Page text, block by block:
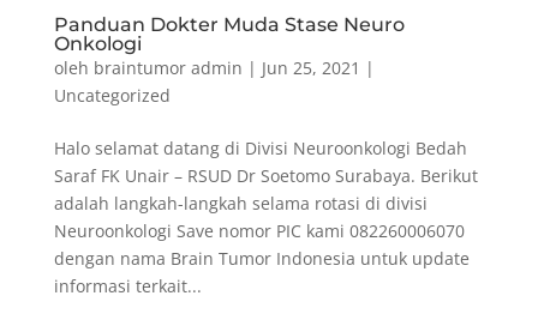
Panduan Dokter Muda Stase Neuro
Onkologi
oleh braintumor admin | Jun 25, 2021 |
Uncategorized
Halo selamat datang di Divisi Neuroonkologi Bedah
Saraf FK Unair – RSUD Dr Soetomo Surabaya. Berikut
adalah langkah-langkah selama rotasi di divisi
Neuroonkologi Save nomor PIC kami 082260006070
dengan nama Brain Tumor Indonesia untuk update
informasi terkait...